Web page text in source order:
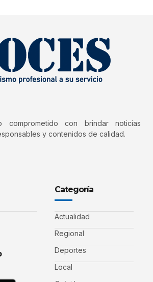
comprometido con brindar noticias
y contenidos de calidad.
Categoría
Actualidad
Regional
Deportes
Local